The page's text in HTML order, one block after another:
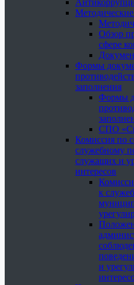
Обзор
сфере
Формы
заполнения
Формы
СПО
Комиссия по
служебному
служащих и
интересов
к
и